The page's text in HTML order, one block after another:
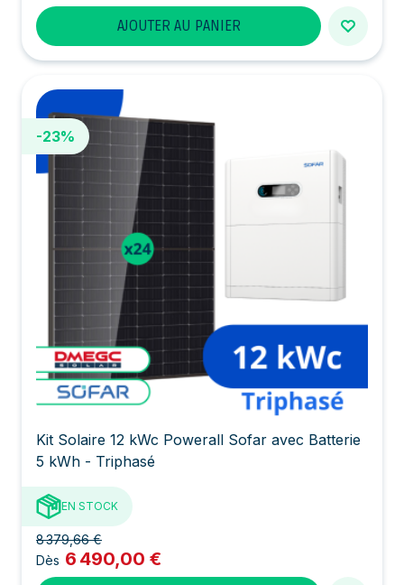
AJOUTER AU PANIER
-23%
Kit Solaire 12 kWc Powerall Sofar avec Batterie
5 kWh - Triphasé
EN STOCK
8 379,66 €
Dès 6 490,00 €